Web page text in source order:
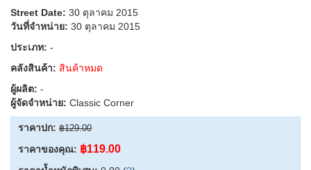
Street Date: 30 ตุลาคม 2015
วันที่จำหน่าย: 30 ตุลาคม 2015
ประเภท: -
คลังสินค้า: สินค้าหมด
ผู้ผลิต: -
ผู้จัดจำหน่าย: Classic Corner
ราคาปก: ฿129.00
ราคาของคุณ: ฿119.00